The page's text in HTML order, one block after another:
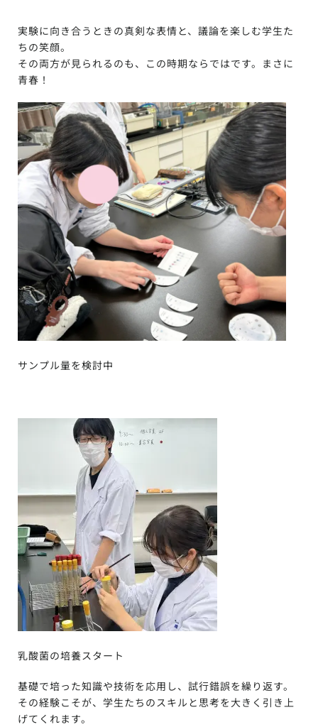
実験に向き合うときの真剣な表情と、議論を楽しむ学生た
ちの笑顔。
その両方が見られるのも、この時期ならではです。まさに
青春！
サンプル量を検討中
乳酸菌の培養スタート
基礎で培った知識や技術を応用し、試行錯誤を繰り返す。
その経験こそが、学生たちのスキルと思考を大きく引き上
げてくれます。